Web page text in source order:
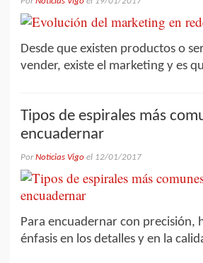
Desde que existen productos o
vender, existe el marketing y es
Tipos de espirales más
encuadernar
PorNoticias Vigo el 12/01/2017
Para encuadernar con precisión,
énfasis en los detalles y en la